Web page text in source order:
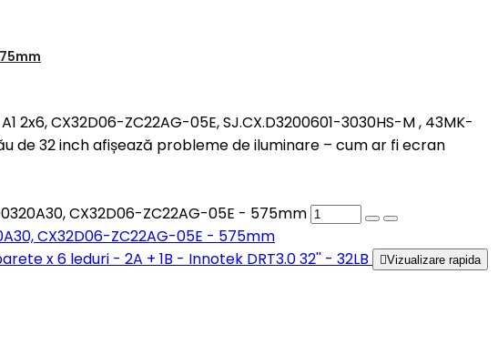
2x6, CX32D06-ZC22AG-05E, SJ.CX.D3200601-3030HS-M , 43MK-
de 32 inch afișează probleme de iluminare – cum ar fi ecran
CX32D06-ZC22AG-05E - 575mm
CX32D06-ZC22AG-05E - 575mm
Vizualizare rapida